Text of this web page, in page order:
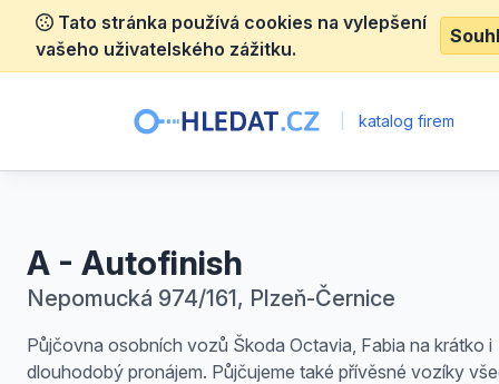
Tato stránka používá cookies na vylepšení
vašeho uživatelského zážitku.
katalog firem
A - Autofinish
Nepomucká 974/161, Plzeň-Černice
Půjčovna osobních vozů Škoda Octavia, Fabia na krátko i
dlouhodobý pronájem. Půjčujeme také přívěsné vozíky